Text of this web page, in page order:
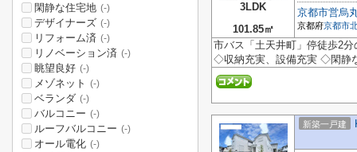
3LDK
101.85㎡
京都市営烏
京都府京都市
市バス「土天井町」停徒歩2
◇収納充実、設備充実 ◇閑静
新築一戸建
閑静な住宅地 (-)
デザイナーズ (-)
リフォーム済 (-)
リノベーション済 (-)
眺望良好 (-)
メゾネット (-)
ベランダ (-)
バルコニー (-)
ルーフバルコニー (-)
オール電化 (-)